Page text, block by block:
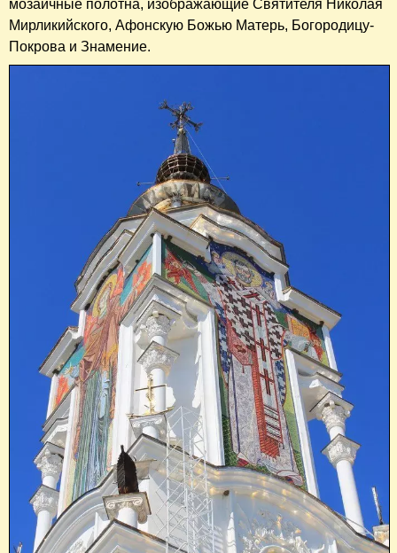
мозаичные полотна, изображающие Святителя Николая
Мирликийского, Афонскую Божью Матерь, Богородицу-
Покрова и Знамение.